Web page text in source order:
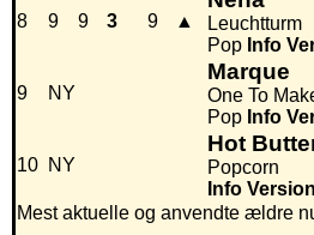
8 9 9 3 9 ▲
Leuchtturm
Pop Info
9 NY
Marque
One To
Pop Info
10 NY
Hot
Popcorn
Info
Mest aktuelle og anvendte ældre